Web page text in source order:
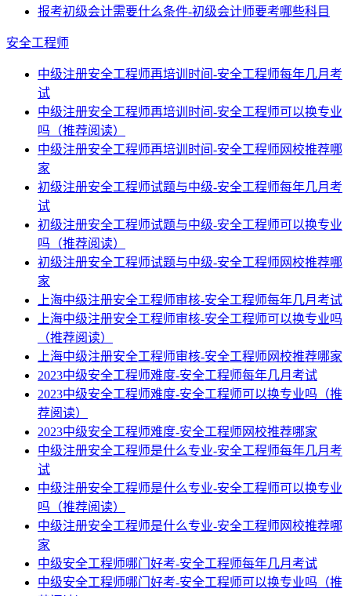
报考初级会计需要什么条件-初级会计师要考哪些科目
安全工程师
中级注册安全工程师再培训时间-安全工程师每年几月考
试
中级注册安全工程师再培训时间-安全工程师可以换专业
吗（推荐阅读）
中级注册安全工程师再培训时间-安全工程师网校推荐哪
家
初级注册安全工程师试题与中级-安全工程师每年几月考
试
初级注册安全工程师试题与中级-安全工程师可以换专业
吗（推荐阅读）
初级注册安全工程师试题与中级-安全工程师网校推荐哪
家
上海中级注册安全工程师审核-安全工程师每年几月考试
上海中级注册安全工程师审核-安全工程师可以换专业吗
（推荐阅读）
上海中级注册安全工程师审核-安全工程师网校推荐哪家
2023中级安全工程师难度-安全工程师每年几月考试
2023中级安全工程师难度-安全工程师可以换专业吗（推
荐阅读）
2023中级安全工程师难度-安全工程师网校推荐哪家
中级注册安全工程师是什么专业-安全工程师每年几月考
试
中级注册安全工程师是什么专业-安全工程师可以换专业
吗（推荐阅读）
中级注册安全工程师是什么专业-安全工程师网校推荐哪
家
中级安全工程师哪门好考-安全工程师每年几月考试
中级安全工程师哪门好考-安全工程师可以换专业吗（推